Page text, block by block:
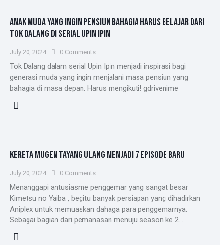
ANAK MUDA YANG INGIN PENSIUN BAHAGIA HARUS BELAJAR DARI
TOK DALANG DI SERIAL UPIN IPIN
July 20, 2024 0 Comments
Tok Dalang dalam serial Upin Ipin menjadi inspirasi bagi
generasi muda yang ingin menjalani masa pensiun yang
bahagia di masa depan. Harus mengikuti! gdrivenime
KERETA MUGEN TAYANG ULANG MENJADI 7 EPISODE BARU
July 20, 2024 0 Comments
Menanggapi antusiasme penggemar yang sangat besar
Kimetsu no Yaiba , begitu banyak persiapan yang dihadirkan
Aniplex untuk memuaskan dahaga para penggemarnya.
Sebagai bagian dari pemanasan menuju season ke 2…